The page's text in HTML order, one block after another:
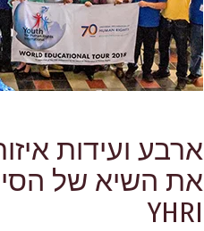
ארבע ועידות
את השיא של
YHRI